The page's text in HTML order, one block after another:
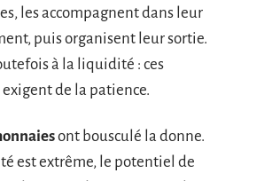
les accompagnent dans leur
puis organisent leur sortie.
à la liquidité : ces
de la patience.
ont bousculé la donne.
est extrême, le potentiel de